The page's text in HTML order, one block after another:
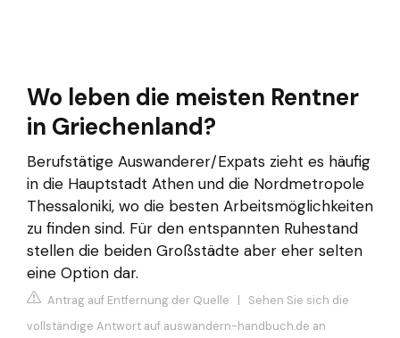
Wo leben die meisten Rentner
in Griechenland?
Berufstätige Auswanderer/Expats zieht es häufig
in die Hauptstadt Athen und die Nordmetropole
Thessaloniki, wo die besten Arbeitsmöglichkeiten
zu finden sind. Für den entspannten Ruhestand
stellen die beiden Großstädte aber eher selten
eine Option dar.
Antrag auf Entfernung der Quelle | Sehen Sie sich die
vollständige Antwort auf auswandern-handbuch.de an